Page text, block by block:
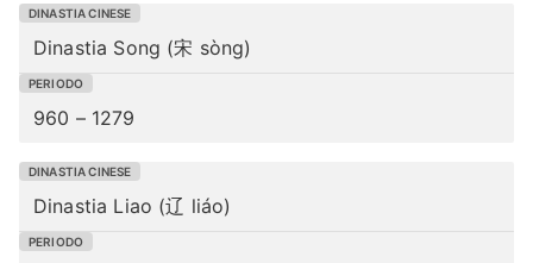
Dinastia Song (宋 sòng)
960 – 1279
Dinastia Liao (辽 liáo)